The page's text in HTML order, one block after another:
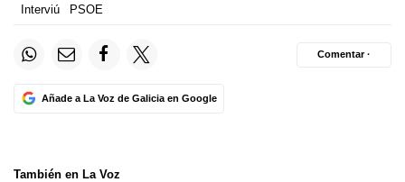
Interviú
PSOE
Añade a La Voz de Galicia en Google
Comentar ·
También en La Voz